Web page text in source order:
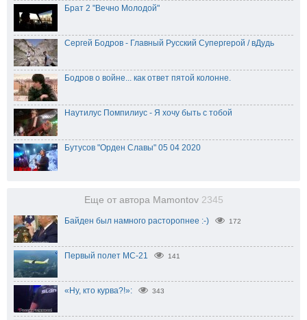
Брат 2 "Вечно Молодой"
Сергей Бодров - Главный Русский Супергерой / вДудь
Бодров о войне... как ответ пятой колонне.
Наутилус Помпилиус - Я хочу быть с тобой
Бутусов "Орден Славы" 05 04 2020
Еще от автора Mamontov 2345
Байден был намного расторопнее :-) 172
Первый полет МС-21 141
«Ну, кто курва?!»: 343